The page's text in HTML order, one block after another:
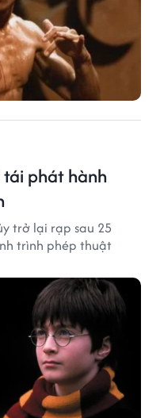
phát hành
trở lại rạp sau 25
trình phép thuật